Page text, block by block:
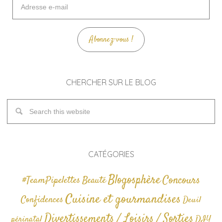
mail
Abonnez-vous !
CHERCHER SUR LE BLOG
CATÉGORIES
#TeamPipelettesBeautéBlogosphèreConcours
Confidences Cuisine et gourmandises Deuil